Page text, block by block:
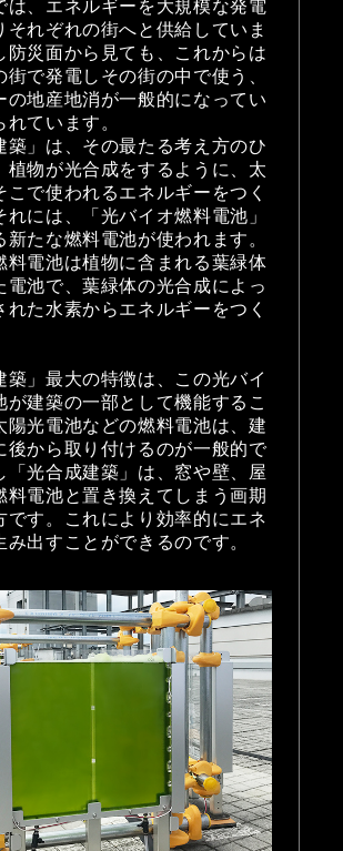
は、エネルギーを大規模な発電
それぞれの街へと供給していま
防災面から見ても、これからは
街で発電しその街の中で使う、
の地産地消が一般的になってい
れています。
築」は、その最たる考え方のひ
植物が光合成をするように、太
こで使われるエネルギーをつく
れには、「光バイオ燃料電池」
新たな燃料電池が使われます。
料電池は植物に含まれる葉緑体
電池で、葉緑体の光合成によっ
れた水素からエネルギーをつく
築」最大の特徴は、この光バイ
が建築の一部として機能するこ
陽光電池などの燃料電池は、建
後から取り付けるのが一般的で
「光合成建築」は、窓や壁、屋
料電池と置き換えてしまう画期
です。これにより効率的にエネ
み出すことができるのです。